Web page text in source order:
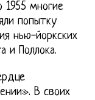
1955 многие
попытку
нью-йоркских
и Поллока.
В своих